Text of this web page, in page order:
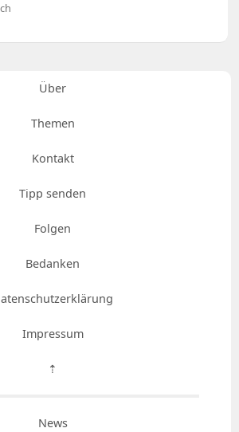
Über
Themen
Kontakt
Tipp senden
Folgen
Bedanken
Impressum
⇡
News